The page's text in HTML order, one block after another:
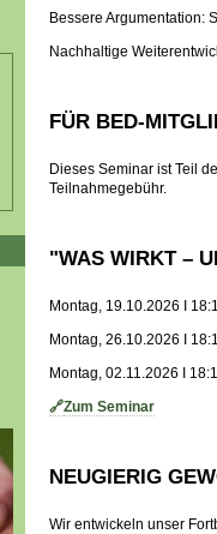
Bessere Argumentation:
Nachhaltige
FÜR BED-
Dieses Seminar ist Teil
Teilnahmegebühr.
"WAS WIRKT –
Montag, 19.10.2026 I
Montag, 26.10.2026 I
Montag, 02.11.2026 I
🔗Zum Seminar
NEUGIERIG
Wir entwickeln unser